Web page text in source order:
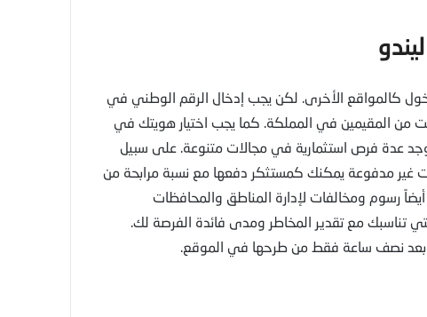
كالمواقع الأخرى. لكن يجب إدخال الرقم الوطني في
من المقيمين في المملكة. كما يجب اختيار هويتك في
عدة فرص استثمارية في مجالات متنوعة. على سبيل
غير مدفوعة يمكنك كمستثكر دفعها مع نسبة مرابحة من
رسوم ومخالفات لإدارة المناطق والمحافظات
تناسبك مع تقدير المخاطر ومدى فائدة الفرصة لك.
بعد نصف ساعة فقط من طرحها في الموقع.